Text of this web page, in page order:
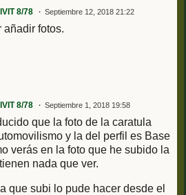
8/78 Septiembre 12, 2018 21:22
añadir fotos.
8/78 Septiembre 1, 2018 19:58
que la foto de la caratula
y la del perfil es Base
verás en la foto que he subido la
nada que ver.
que subi lo pude hacer desde el